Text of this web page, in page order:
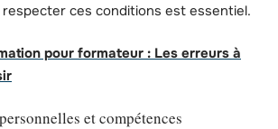
ces conditions est essentiel.
pour formateur : Les erreurs à
et compétences